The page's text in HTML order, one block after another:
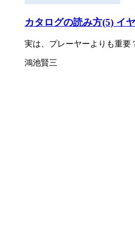
カタログの読み方(5) イ
実は、プレーヤーよりも重要
鴻池賢三